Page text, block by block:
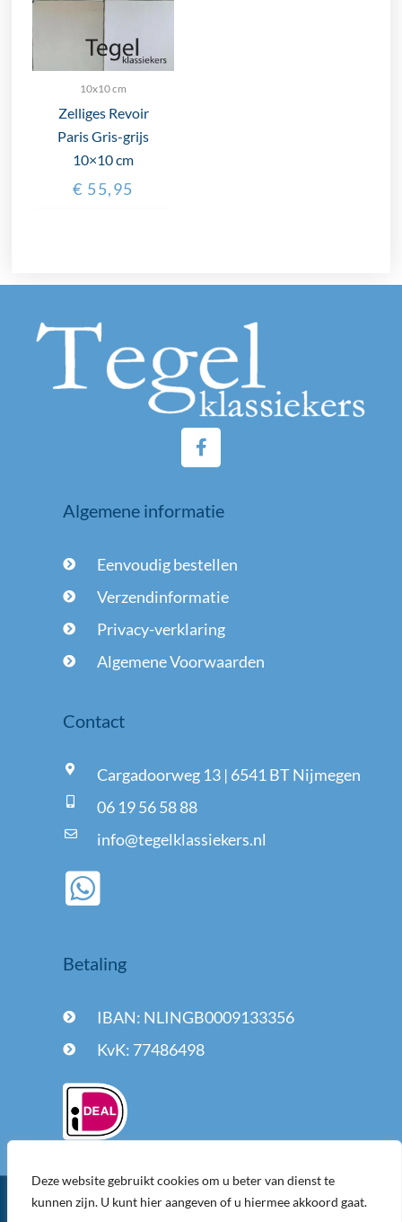
Deze website gebruikt cookies om u beter van dienst te
kunnen zijn. U kunt hier aangeven of u hiermee akkoord gaat.
10x10 cm
Zelliges Revoir
Paris Gris-grijs
10×10 cm
€ 55,95
F
a
b
k
f
Algemene informatie
Eenvoudig bestellen
Verzendinformatie
Privacy-verklaring
Algemene Voorwaarden
Contact
Cargadoorweg 13 | 6541 BT Nijmegen
06 19 56 58 88
info@tegelklassiekers.nl
Betaling
IBAN: NLINGB0009133356
KvK: 77486498
2026Copyright Tegelklassiekers